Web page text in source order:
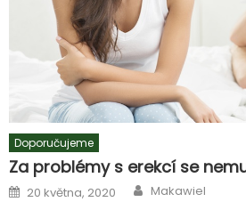
Doporučujeme
Za problémy s erekcí se
Posted
on
20 května, 2020 Author
Makawiel